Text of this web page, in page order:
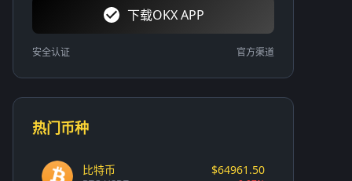
下载OKX APP
安全认证 官方渠道
热门币种
比特币 $64961.50